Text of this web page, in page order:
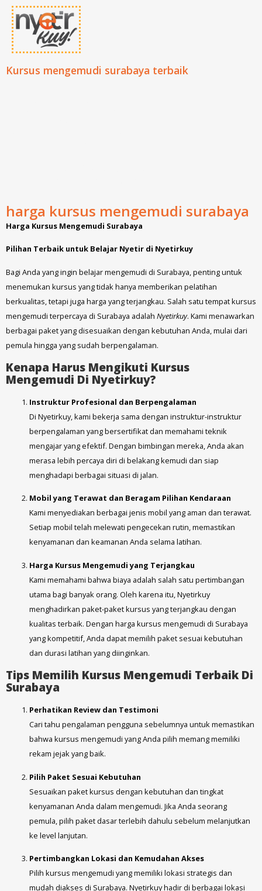
Kursus mengemudi surabaya terbaik
harga kursus mengemudi surabaya
Harga Kursus Mengemudi Surabaya
Pilihan Terbaik untuk Belajar Nyetir di Nyetirkuy
Bagi Anda yang ingin belajar mengemudi di Surabaya, penting untuk
menemukan kursus yang tidak hanya memberikan pelatihan
berkualitas, tetapi juga harga yang terjangkau. Salah satu tempat kursus
mengemudi terpercaya di Surabaya adalah Nyetirkuy. Kami menawarkan
berbagai paket yang disesuaikan dengan kebutuhan Anda, mulai dari
pemula hingga yang sudah berpengalaman.
Kenapa Harus Mengikuti Kursus
Mengemudi Di Nyetirkuy?
Instruktur Profesional dan Berpengalaman
Di Nyetirkuy, kami bekerja sama dengan instruktur-instruktur
berpengalaman yang bersertifikat dan memahami teknik
mengajar yang efektif. Dengan bimbingan mereka, Anda akan
merasa lebih percaya diri di belakang kemudi dan siap
menghadapi berbagai situasi di jalan.
Mobil yang Terawat dan Beragam Pilihan Kendaraan
Kami menyediakan berbagai jenis mobil yang aman dan terawat.
Setiap mobil telah melewati pengecekan rutin, memastikan
kenyamanan dan keamanan Anda selama latihan.
Harga Kursus Mengemudi yang Terjangkau
Kami memahami bahwa biaya adalah salah satu pertimbangan
utama bagi banyak orang. Oleh karena itu, Nyetirkuy
menghadirkan paket-paket kursus yang terjangkau dengan
kualitas terbaik. Dengan harga kursus mengemudi di Surabaya
yang kompetitif, Anda dapat memilih paket sesuai kebutuhan
dan durasi latihan yang diinginkan.
Tips Memilih Kursus Mengemudi Terbaik Di
Surabaya
Perhatikan Review dan Testimoni
Cari tahu pengalaman pengguna sebelumnya untuk memastikan
bahwa kursus mengemudi yang Anda pilih memang memiliki
rekam jejak yang baik.
Pilih Paket Sesuai Kebutuhan
Sesuaikan paket kursus dengan kebutuhan dan tingkat
kenyamanan Anda dalam mengemudi. Jika Anda seorang
pemula, pilih paket dasar terlebih dahulu sebelum melanjutkan
ke level lanjutan.
Pertimbangkan Lokasi dan Kemudahan Akses
Pilih kursus mengemudi yang memiliki lokasi strategis dan
mudah diakses di Surabaya. Nyetirkuy hadir di berbagai lokasi